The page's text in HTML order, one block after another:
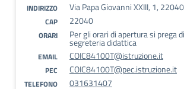
INDIRIZZO Via Papa Giovanni XXIII, 1,
CAP 22040
ORARI Per gli orari di apertura si prega
segreteria didattica
EMAIL COIC84100T@istruzione.it
PEC COIC84100T@pec.istruzione.it
TELEFONO
031631407